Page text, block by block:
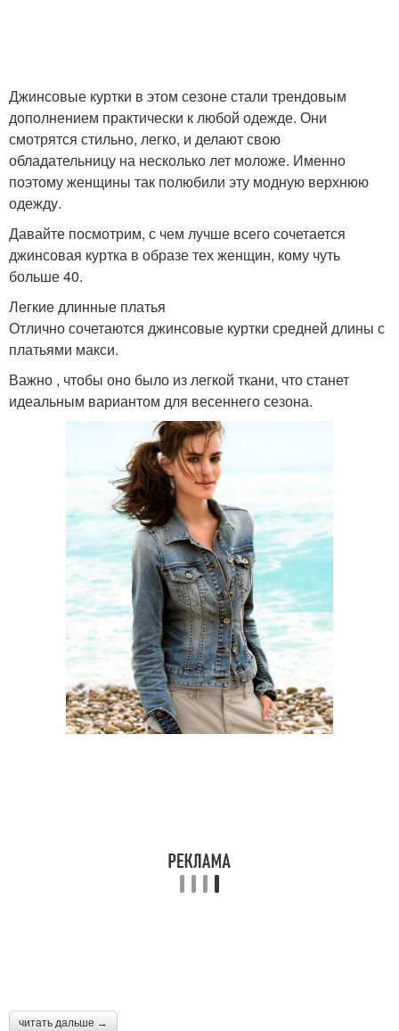
Джинсовые куртки в этом сезоне стали трендовым
дополнением практически к любой одежде. Они
смотрятся стильно, легко, и делают свою
обладательницу на несколько лет моложе. Именно
поэтому женщины так полюбили эту модную верхнюю
одежду.
Давайте посмотрим, с чем лучше всего сочетается
джинсовая куртка в образе тех женщин, кому чуть
больше 40.
Легкие длинные платья
Отлично сочетаются джинсовые куртки средней длины с
платьями макси.
Важно , чтобы оно было из легкой ткани, что станет
идеальным вариантом для весеннего сезона.
читать дальше →